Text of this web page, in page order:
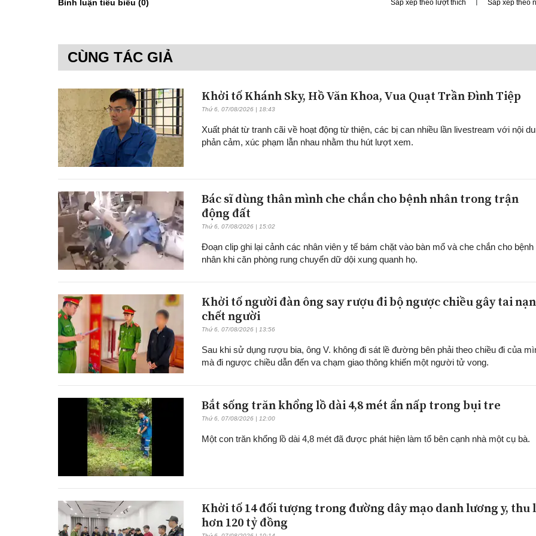
Bình luận tiêu biểu (0) Sắp xếp theo lượt thích Sắp xếp theo
CÙNG TÁC GIẢ
Khởi tố Khánh Sky, Hồ Văn Khoa, Vua Quạt Trần Đình Tiệp
Thứ 6, 07/08/2026 | 18:43
Xuất phát từ tranh cãi về hoạt động từ thiện, các bị can nhiều lần livestream với nội
phản cảm, xúc phạm lẫn nhau nhằm thu hút lượt xem.
Bác sĩ dùng thân mình che chắn cho bệnh nhân trong trận
động đất
Thứ 6, 07/08/2026 | 15:02
Đoạn clip ghi lại cảnh các nhân viên y tế bám chặt vào bàn mổ và che chắn cho bệnh
nhân khi căn phòng rung chuyển dữ dội xung quanh họ.
Khởi tố người đàn ông say rượu đi bộ ngược chiều gây tai nạn
chết người
Thứ 6, 07/08/2026 | 13:56
Sau khi sử dụng rượu bia, ông V. không đi sát lề đường bên phải theo chiều đi của
mà đi ngược chiều dẫn đến va chạm giao thông khiến một người tử vong.
Bắt sống trăn khổng lồ dài 4,8 mét ẩn nấp trong bụi tre
Thứ 6, 07/08/2026 | 12:00
Một con trăn khổng lồ dài 4,8 mét đã được phát hiện làm tổ bên cạnh nhà một cụ bà.
Khởi tố 14 đối tượng trong đường dây mạo danh lương y, thu
hơn 120 tỷ đồng